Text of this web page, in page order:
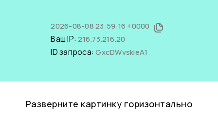
2026-08-08 23:59:16 +0000
Ваш IP:216.73.216.20
ID запроса:GxcDWvskieA1
Разверните картинку горизонтально